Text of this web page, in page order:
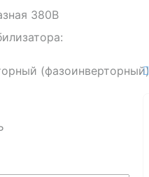
380В
(фазоинверторный)